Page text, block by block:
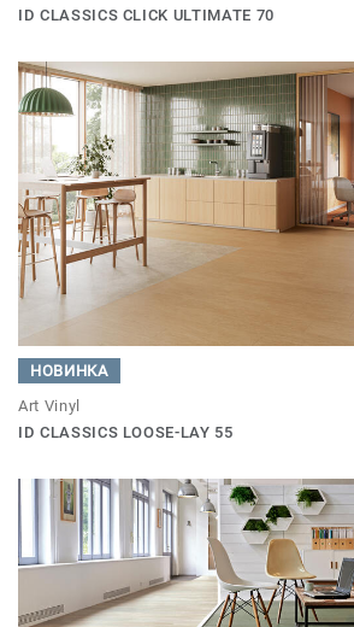
ID CLASSICS CLICK ULTIMATE 70
НОВИНКА
Art Vinyl
ID CLASSICS LOOSE-LAY 55